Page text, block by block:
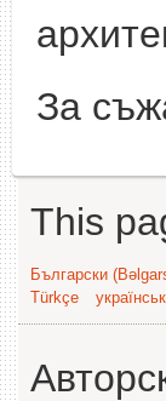
За
This
Български
Türkçe